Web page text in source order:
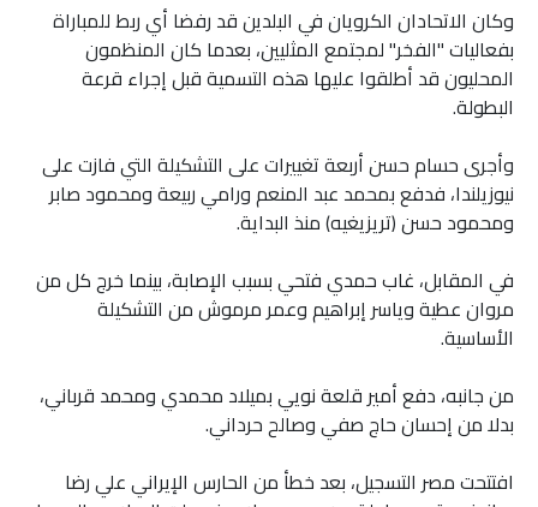
وكان الاتحادان الكرويان في البلدين قد رفضا أي ربط للمباراة
بفعاليات "الفخر" لمجتمع المثليين، بعدما كان المنظمون
المحليون قد أطلقوا عليها هذه التسمية قبل إجراء قرعة
البطولة.
وأجرى حسام حسن أربعة تغييرات على التشكيلة التي فازت على
نيوزيلندا، فدفع بمحمد عبد المنعم ورامي ربيعة ومحمود صابر
ومحمود حسن (تريزيغيه) منذ البداية.
في المقابل، غاب حمدي فتحي بسبب الإصابة، بينما خرج كل من
مروان عطية وياسر إبراهيم وعمر مرموش من التشكيلة
الأساسية.
من جانبه، دفع أمير قلعة نويي بميلاد محمدي ومحمد قرباني،
بدلا من إحسان حاج صفي وصالح حرداني.
افتتحت مصر التسجيل، بعد خطأ من الحارس الإيراني علي رضا